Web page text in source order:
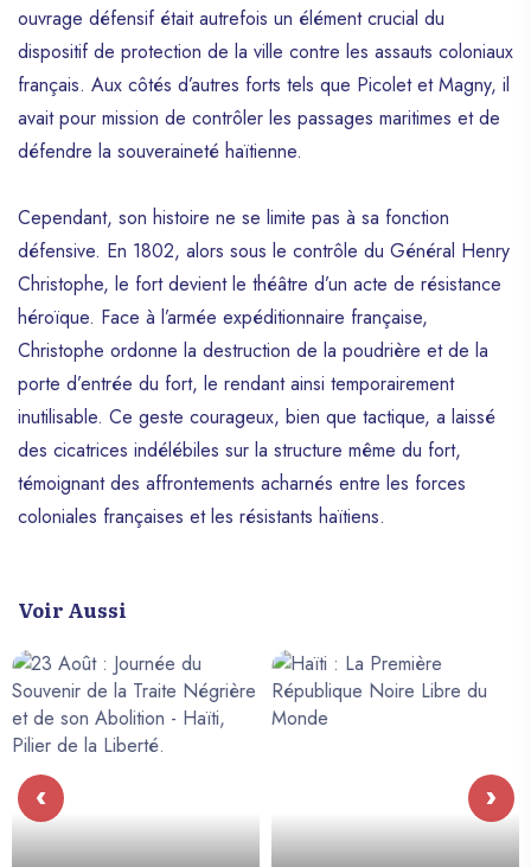
ouvrage défensif était autrefois un élément crucial du
dispositif de protection de la ville contre les assauts coloniaux
français. Aux côtés d’autres forts tels que Picolet et Magny, il
avait pour mission de contrôler les passages maritimes et de
défendre la souveraineté haïtienne.
Cependant, son histoire ne se limite pas à sa fonction
défensive. En 1802, alors sous le contrôle du Général Henry
Christophe, le fort devient le théâtre d’un acte de résistance
héroïque. Face à l’armée expéditionnaire française,
Christophe ordonne la destruction de la poudrière et de la
porte d’entrée du fort, le rendant ainsi temporairement
inutilisable. Ce geste courageux, bien que tactique, a laissé
des cicatrices indélébiles sur la structure même du fort,
témoignant des affrontements acharnés entre les forces
coloniales françaises et les résistants haïtiens.
Voir Aussi
‹ ›